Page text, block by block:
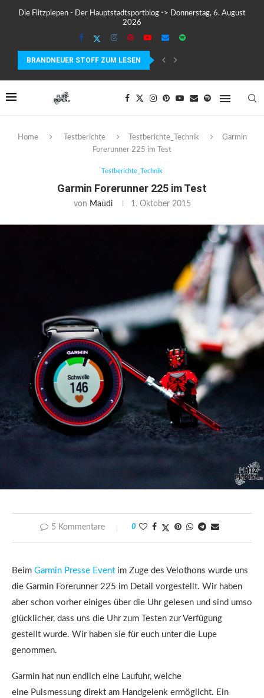
Die Flitzpiepen - Der Hauptstadtsportblog -> Donnerstag, 6. August
2026
BRANDNEUER STOFF ZUM LESEN
MEIN ERSTER MARATHON: 42,195 KILOMETER PURE VERRÜCKTHEIT,
Home Testberichte Testberichte_Technik
Garmin
Forerunner 225 im Test
Testberichte_Technik
Garmin Forerunner 225 im Test
von Maudi 1. Oktober 2015
5 Kommentare 0
Beim Garmin Presse Event im Zuge des Velothons wurde uns
die Garmin Forerunner 225 im Detail vorgestellt. Wir haben
aber schon vorher einiges über die Uhr gelesen und sind umso
glücklicher, dass uns die Uhr zum Testen zur Verfügung
gestellt wurde. Wir haben sie für euch unter die Lupe
genommen.
Garmin hat nun endlich eine Laufuhr, welche
eine Pulsmessung direkt am Handgelenk ermöglicht. Ein